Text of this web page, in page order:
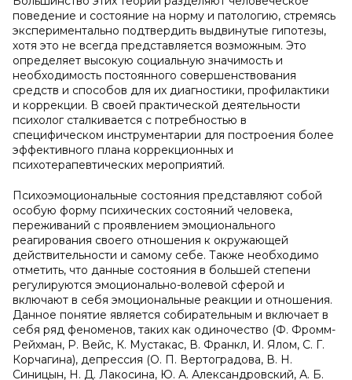
поведение и состояние на норму и патологию, стремясь
экспериментально подтвердить выдвинутые гипотезы,
хотя это не всегда представляется возможным. Это
определяет высокую социальную значимость и
необходимость постоянного совершенствования
средств и способов для их диагностики, профилактики
и коррекции. В своей практической деятельности
психолог сталкивается с потребностью в
специфическом инструментарии для построения более
эффективного плана коррекционных и
психотерапевтических мероприятий.
Психоэмоциональные состояния представляют собой
особую форму психических состояний человека,
переживаний с проявлением эмоционального
реагирования своего отношения к окружающей
действительности и самому себе. Также необходимо
отметить, что данные состояния в большей степени
регулируются эмоционально-волевой сферой и
включают в себя эмоциональные реакции и отношения.
Данное понятие является собирательным и включает в
себя ряд феноменов, таких как одиночество (Ф. Фромм-
Рейхман, Р. Вейс, К. Мустакас, В. Франкл, И. Ялом, С. Г.
Корчагина), депрессия (О. П. Вертоградова, В. Н.
Синицын, Н. Д. Лакосина, Ю. А. Александровский, А. Б.